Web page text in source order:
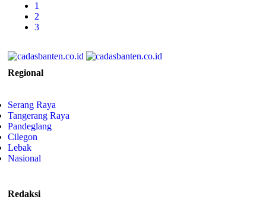
1
2
3
Regional
Serang Raya
Tangerang Raya
Pandeglang
Cilegon
Lebak
Nasional
Redaksi